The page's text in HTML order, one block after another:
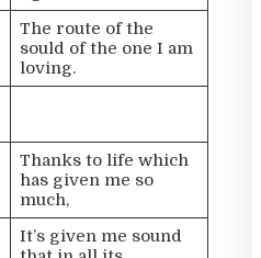
The route of the
sould of the one I am
loving.
Thanks to life which
has given me so
much,
It’s given me sound